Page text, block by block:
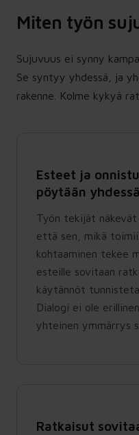
Miten työn
Sujuvuus ei synny
Se syntyy yhdessä, ja
rakenne. Kolme kykyä
Esteet ja
pöytään yhdessä
Työn tekijät näkevät
että sen, mikä
kohtaaminen tekee
esteille sovitaan
käytännöt
Dialogi ei ole
yhteinen ymmärrys
Ratkaisut